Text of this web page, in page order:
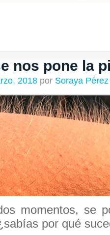
nos pone la
2018 por Soraya Pérez
momentos, se
por qué